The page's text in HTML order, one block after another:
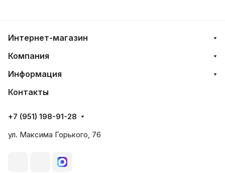
Интернет-магазин
Компания
Информация
Контакты
+7 (951) 198-91-28
ул. Максима Горького, 76